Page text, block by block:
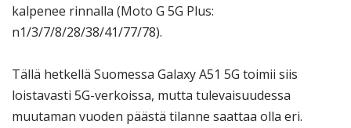
kalpenee rinnalla (Moto G 5G Plus:
n1/3/7/8/28/38/41/77/78).
Tällä hetkellä Suomessa Galaxy A51 5G toimii siis
loistavasti 5G-verkoissa, mutta tulevaisuudessa
muutaman vuoden päästä tilanne saattaa olla eri.